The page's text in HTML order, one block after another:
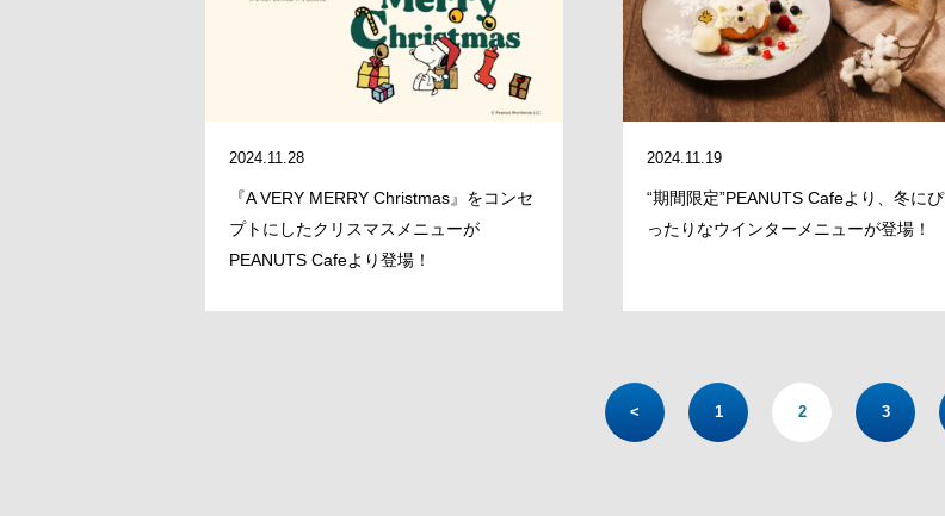
2024.11.28
『A VERY MERRY Christmas』をコンセ
プトにしたクリスマスメニューが
PEANUTS Cafeより登場！
2024.11.19
“期間限定”PEANUTS Cafeより、冬にぴ
ったりなウインターメニューが登場！
< 1 2 3